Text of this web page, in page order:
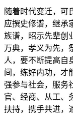
随着时代变迁，可
应撰史修谱，继承
族谱，昭示先辈创
万典，孝义为先，
人，要不断提高自
间，练好内功，才
强参与社会，服务
官、经商、从工、
扶持，携手共进，